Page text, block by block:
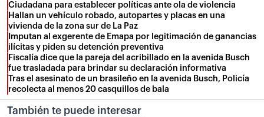
Ciudadana para establecer políticas ante ola de violencia
Hallan un vehículo robado, autopartes y placas en una
vivienda de la zona sur de La Paz
Imputan al exgerente de Emapa por legitimación de ganancias
ilícitas y piden su detención preventiva
Fiscalía dice que la pareja del acribillado en la avenida Busch
fue trasladada para brindar su declaración informativa
Tras el asesinato de un brasileño en la avenida Busch, Policía
recolecta al menos 20 casquillos de bala
También te puede interesar